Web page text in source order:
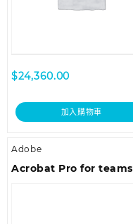
$24,360.00
加入購物車
Adobe
Acrobat Pro for teams